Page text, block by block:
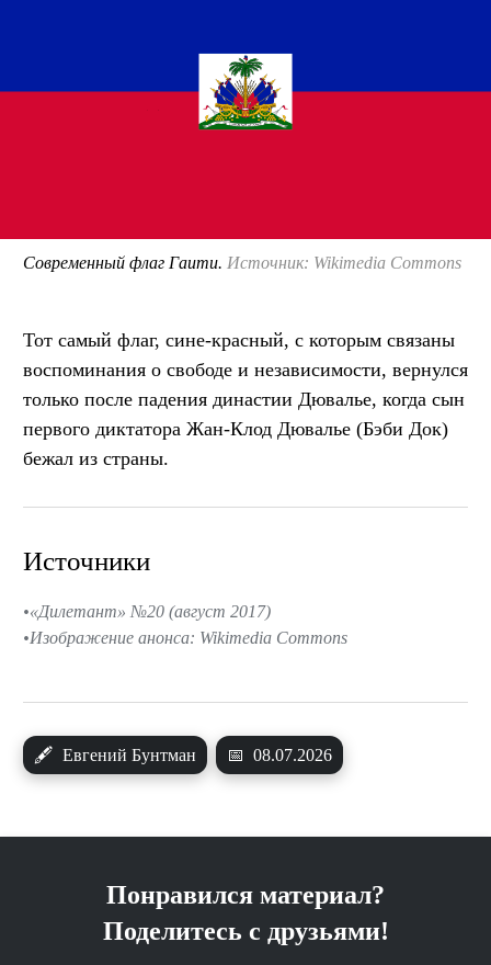
Современный флаг Гаити. Источник: Wikimedia Commons
Тот самый флаг, сине-красный, с которым связаны
воспоминания о свободе и независимости, вернулся
только после падения династии Дювалье, когда сын
первого диктатора Жан-Клод Дювалье (Бэби Док)
бежал из страны.
🖋 Евгений Бунтман 📅 08.07.2026
Источники
«Дилетант» №20 (август 2017)
Изображение анонса: Wikimedia Commons
Понравился материал?
Поделитесь с друзьями!